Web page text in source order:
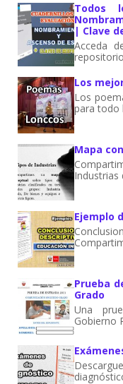
Todos
| Clave
Acceda
Los
Los
para todo
Mapa
Industrias
Ejemplo
Prueba
Grado
Una
Gobierno